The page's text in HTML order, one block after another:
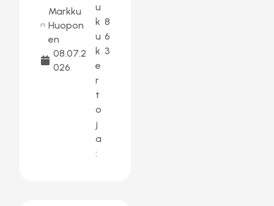
Markku
Huopon
en
08.07.2
026
u
k
u
k
e
r
t
o
j
a
:
8
6
3